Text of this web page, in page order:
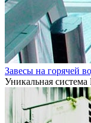
Завесы на горячей
Уникальная